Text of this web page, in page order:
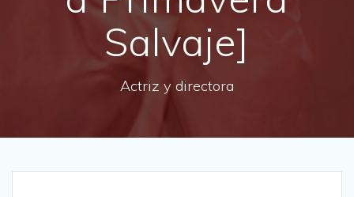
Salvaje]
Actriz y directora